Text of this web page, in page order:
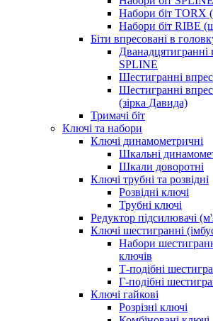
Набори біт TORX
Набори біт RIBE
Біти впресовані в
Дванадцятигранні
SPLINE
Шестигранні
Шестигранні
(зірка Давида)
Тримачі біт
Ключі та набори
Ключі динамометричні
Шкальні
Шкали доворотні
Ключі трубні та розвідні
Розвідні ключі
Трубні ключі
Редуктор підсилювачі
Ключі шестигранні
Набори
ключів
Т-подібні
Г-подібні
Ключі гайкові
Розрізні ключі